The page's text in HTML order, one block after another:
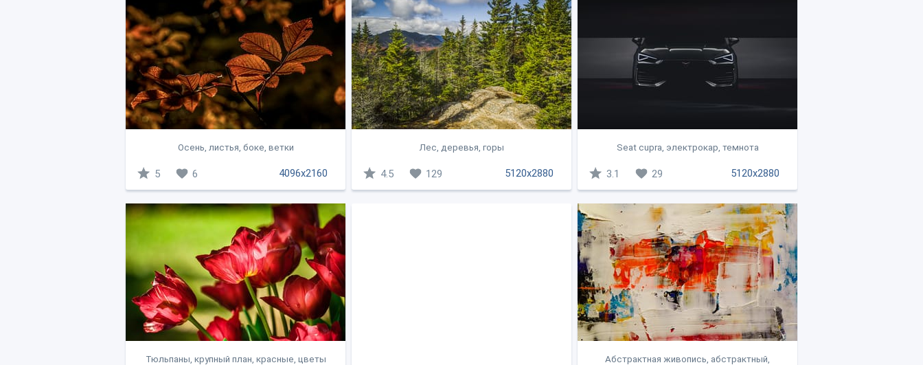
Осень, листья, боке, ветки
4096x2160
5 6
Лес, деревья, горы
5120x2880
4.5 129
Seat cupra, электрокар, темнота
5120x2880
3.1 29
Тюльпаны, крупный план, красные, цветы
Абстрактная живопись, абстрактный,